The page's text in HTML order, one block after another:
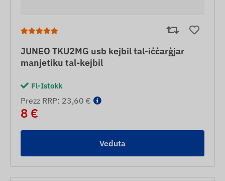
JUNEO TKU2MG usb kejbil tal-iċċarġjar
manjetiku tal-kejbil
Fl-Istokk
Prezz RRP: 23,60 €
8 €
Veduta